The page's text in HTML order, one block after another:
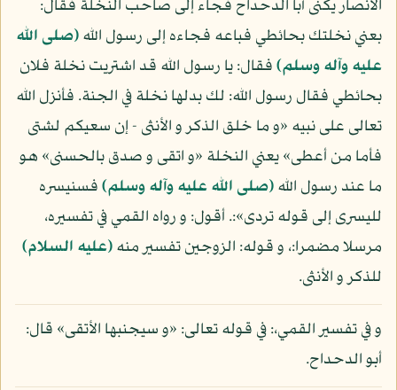
الأنصار يكنى أبا الدحداح فجاء إلى صاحب النخلة فقال:
بعني نخلتك بحائطي فباعه فجاءه إلى رسول الله(صلى الله
عليه وآله وسلم)فقال: يا رسول الله قد اشتريت نخلة فلان
بحائطي فقال رسول الله: لك بدلها نخلة في الجنة. فأنزل الله
تعالى على نبيه «و ما خلق الذكر و الأنثى - إن سعيكم لشتى
فأما من أعطى» يعني النخلة «و اتقى و صدق بالحسنى» هو
ما عند رسول الله(صلى الله عليه وآله وسلم)فسنيسره
لليسرى إلى قوله تردى»:. أقول: و رواه القمي في تفسيره،
مرسلا مضمرا:، و قوله: الزوجين تفسير منه(عليه السلام)
للذكر و الأنثى.
و في تفسير القمي،: في قوله تعالى: «و سيجنبها الأتقى» قال:
أبو الدحداح.